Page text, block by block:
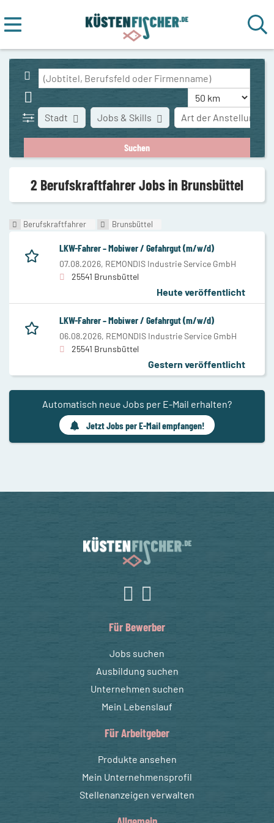
Stadt Art der Anstellung
Jobs & Skills
2 Berufskraftfahrer Jobs in Brunsbüttel
Berufskraftfahrer Brunsbüttel
LKW-Fahrer – Mobiwer / Gefahrgut (m/w/d)
07.08.2026, REMONDIS Industrie Service GmbH
25541 Brunsbüttel
Heute veröffentlicht
LKW-Fahrer – Mobiwer / Gefahrgut (m/w/d)
06.08.2026, REMONDIS Industrie Service GmbH
25541 Brunsbüttel
Gestern veröffentlicht
Automatisch neue Jobs per E-Mail erhalten?
Jetzt Jobs per E-Mail empfangen!
Für Bewerber
Jobs suchen
Ausbildung suchen
Unternehmen suchen
Mein Lebenslauf
Für Arbeitgeber
Produkte ansehen
Mein Unternehmensprofil
Stellenanzeigen verwalten